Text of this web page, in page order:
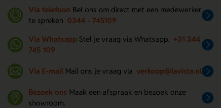
Via telefoon Bel ons om direct met een medewerker
te spreken 0344 - 745109
Via Whatsapp Stel je vraag via Whatsapp. +31 344
745 109
Via E-mail Mail ons je vraag via verkoop@lavista.nl
Bezoek ons Maak een afspraak en bezoek onze
showroom.